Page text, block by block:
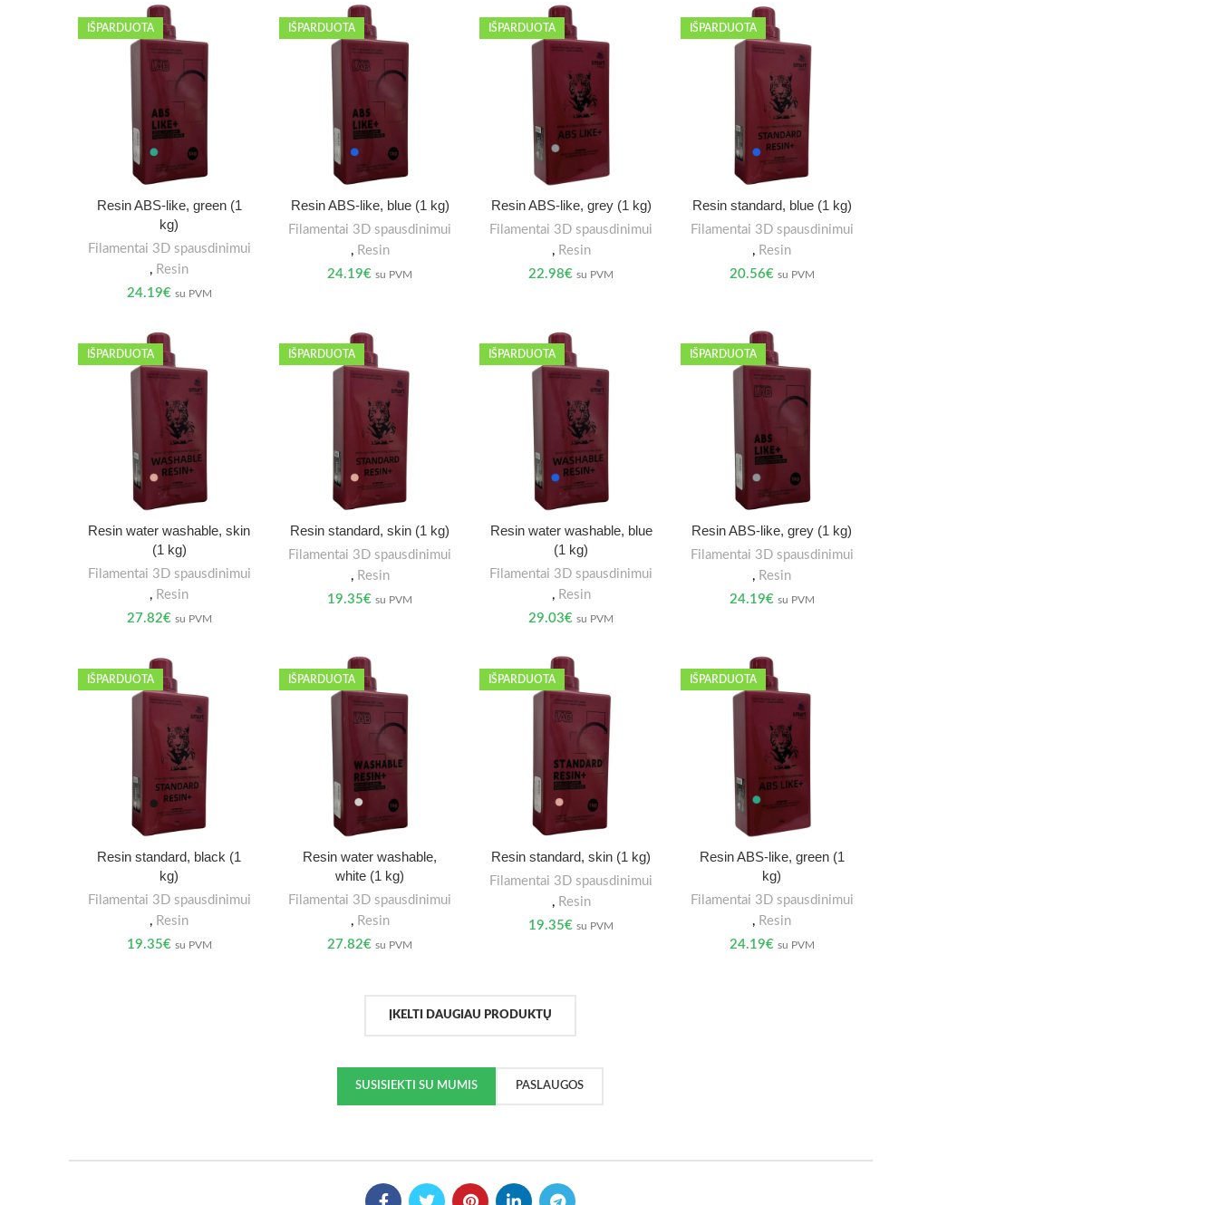
IŠPARDUOTA
Resin ABS-like, green (1
kg)
Filamentai 3D spausdinimui
, Resin
24.19€ su PVM
IŠPARDUOTA
Resin ABS-like, blue (1 kg)
Filamentai 3D spausdinimui
, Resin
24.19€ su PVM
IŠPARDUOTA
Resin ABS-like, grey (1 kg)
Filamentai 3D spausdinimui
, Resin
22.98€ su PVM
IŠPARDUOTA
Resin standard, blue (1 kg)
Filamentai 3D spausdinimui
, Resin
20.56€ su PVM
IŠPARDUOTA
Resin water washable, skin
(1 kg)
Filamentai 3D spausdinimui
, Resin
27.82€ su PVM
IŠPARDUOTA
Resin standard, skin (1 kg)
Filamentai 3D spausdinimui
, Resin
19.35€ su PVM
IŠPARDUOTA
Resin water washable, blue
(1 kg)
Filamentai 3D spausdinimui
, Resin
29.03€ su PVM
IŠPARDUOTA
Resin ABS-like, grey (1 kg)
Filamentai 3D spausdinimui
, Resin
24.19€ su PVM
IŠPARDUOTA
Resin standard, black (1
kg)
Filamentai 3D spausdinimui
, Resin
19.35€ su PVM
IŠPARDUOTA
Resin water washable,
white (1 kg)
Filamentai 3D spausdinimui
, Resin
27.82€ su PVM
IŠPARDUOTA
Resin standard, skin (1 kg)
Filamentai 3D spausdinimui
, Resin
19.35€ su PVM
IŠPARDUOTA
Resin ABS-like, green (1
kg)
Filamentai 3D spausdinimui
, Resin
24.19€ su PVM
ĮKELTI DAUGIAU PRODUKTŲ
SUSISIEKTI SU MUMIS PASLAUGOS